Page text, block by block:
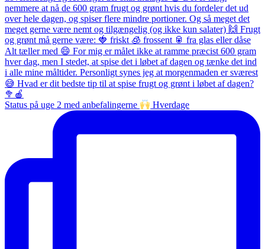
Status på uge 2 med anbefalingerne Hverdage